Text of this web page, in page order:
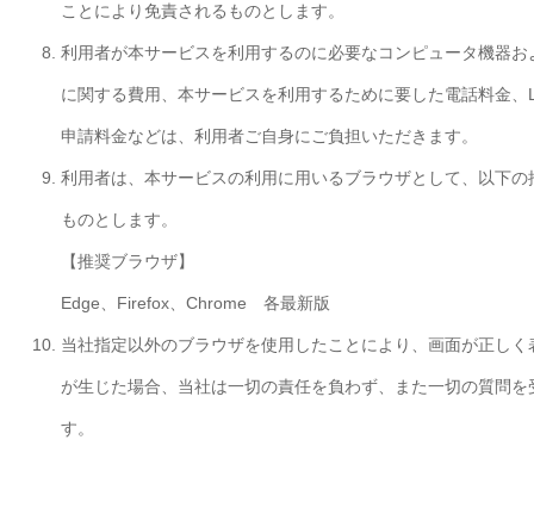
ことにより免責されるものとします。
利用者が本サービスを利用するのに必要なコンピュータ機器
に関する費用、本サービスを利用するために要した電話料金
申請料金などは、利用者ご自身にご負担いただきます。
利用者は、本サービスの利用に用いるブラウザとして、以下
ものとします。
【推奨ブラウザ】
Edge、Firefox、Chrome 各最新版
当社指定以外のブラウザを使用したことにより、画面が正し
が生じた場合、当社は一切の責任を負わず、また一切の質問
す。